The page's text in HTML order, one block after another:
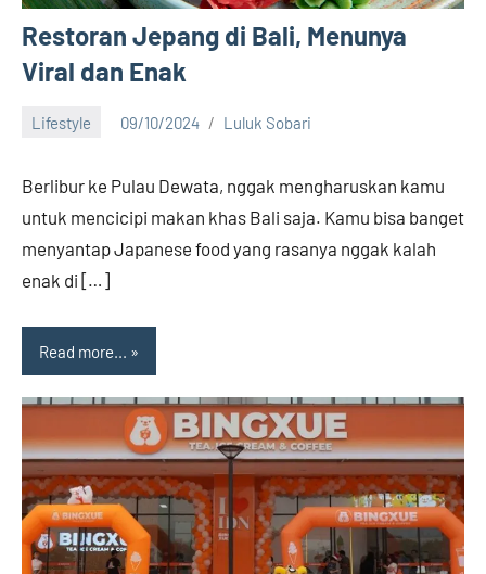
Restoran Jepang di Bali, Menunya
Viral dan Enak
Lifestyle 09/10/2024 Luluk Sobari
Berlibur ke Pulau Dewata, nggak mengharuskan kamu
untuk mencicipi makan khas Bali saja. Kamu bisa banget
menyantap Japanese food yang rasanya nggak kalah
enak di […]
Read more...